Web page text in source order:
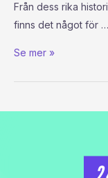
Från dess rika
finns det något för …
Se mer »